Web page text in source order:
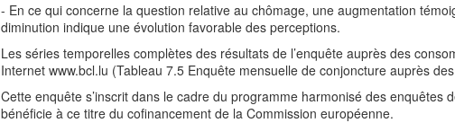
- En ce qui concerne la question relative au chômage, une augmentation
diminution indique une évolution favorable des perceptions.
Les séries temporelles complètes des résultats de l’enquête auprès des
Internet www.bcl.lu (Tableau 7.5 Enquête mensuelle de conjoncture auprès
Cette enquête s’inscrit dans le cadre du programme harmonisé des enquêtes
bénéficie à ce titre du cofinancement de la Commission européenne.